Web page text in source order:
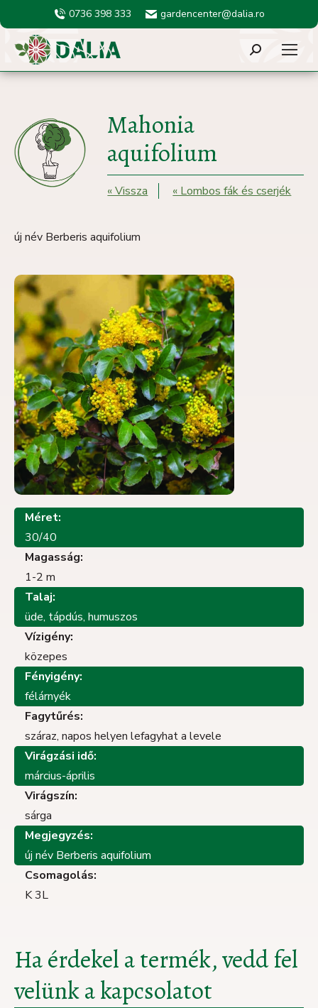
0736 398 333 gardencenter@dalia.ro
Search:
Mahonia
aquifolium
« Vissza « Lombos fák és cserjék
új név Berberis aquifolium
Méret:
30/40
Magasság:
1-2 m
Talaj:
üde, tápdús, humuszos
Vízigény:
közepes
Fényigény:
félárnyék
Fagytűrés:
száraz, napos helyen lefagyhat a levele
Virágzási idő:
március-április
Virágszín:
sárga
Megjegyzés:
új név Berberis aquifolium
Csomagolás:
K 3L
Ha érdekel a termék, vedd fel
velünk a kapcsolatot